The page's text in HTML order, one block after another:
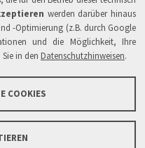
werden darüber hinaus
-Optimierung (z.B. durch Google
und die Möglichkeit, Ihre
in den Datenschutzhinweisen.
COOKIES
Zwickau
Leipzig
Zittau/Görlitz
News & PresseBarrierefreiheit
Kontaktformular